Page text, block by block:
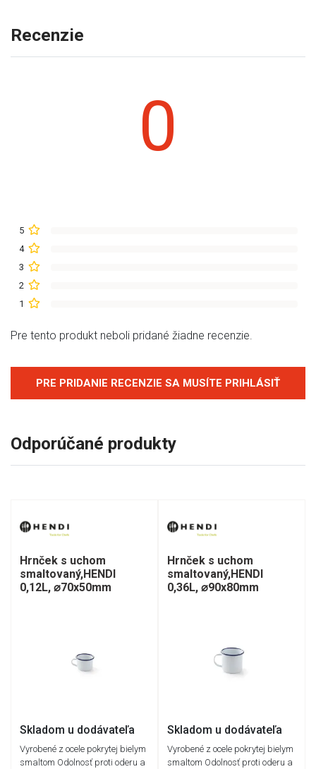
Recenzie
0
5
4
3
2
1
Pre tento produkt neboli pridané žiadne recenzie.
PRE PRIDANIE RECENZIE SA MUSÍTE PRIHLÁSIŤ
Odporúčané produkty
Hrnček s uchom
smaltovaný,HENDI
0,12L, ⌀70x50mm
Skladom u dodávateľa
Vyrobené z ocele pokrytej bielym
smaltom Odolnosť proti oderu a
Hrnček s uchom
smaltovaný,HENDI
0,36L, ⌀90x80mm
Skladom u dodávateľa
Vyrobené z ocele pokrytej bielym
smaltom Odolnosť proti oderu a